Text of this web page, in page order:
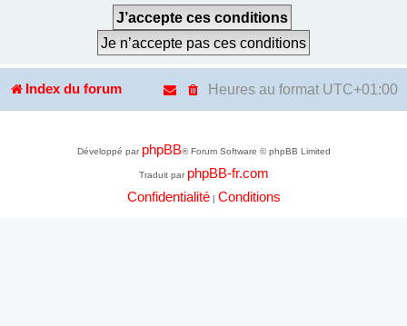
Index du forum Heures au format UTC+01:00
Développé par phpBB® Forum Software © phpBB Limited
Traduit par phpBB-fr.com
Confidentialité| Conditions